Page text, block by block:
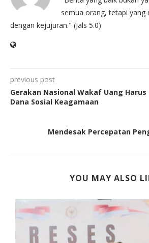
semua orang, tetapi yang
dengan kejujuran." (Jals 5.0)
previous post
Gerakan Nasional Wakaf Uang Harus
Dana Sosial Keagamaan
Mendesak Percepatan
YOU MAY ALSO